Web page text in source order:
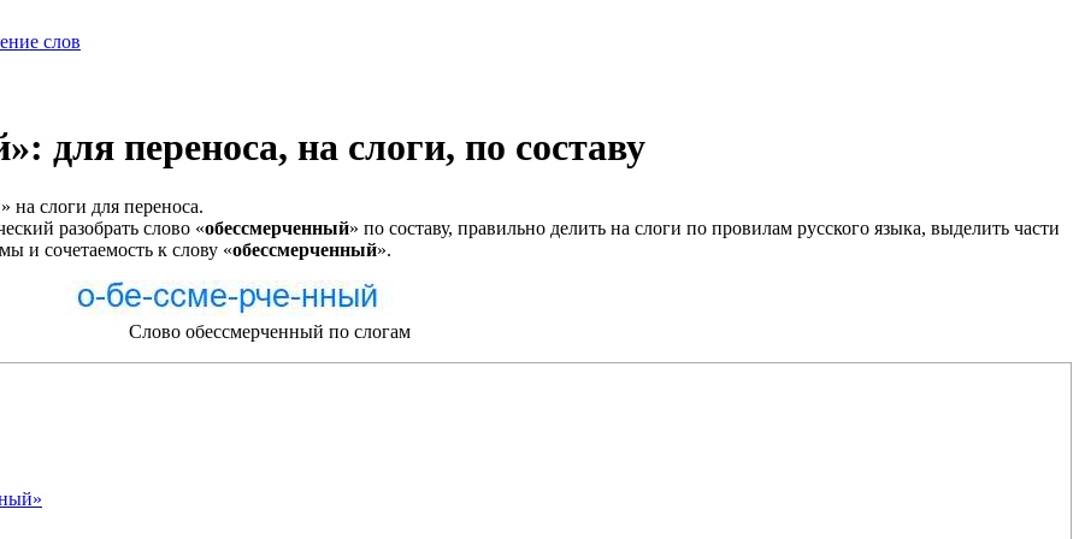
слов
для переноса, на слоги, по составу
на слоги для переноса.
разобрать слово «обессмерченный» по составу, правильно делить на слоги по провилам русского языка, выделить части
и сочетаемость к слову «обессмерченный».
Слово обессмерченный по слогам